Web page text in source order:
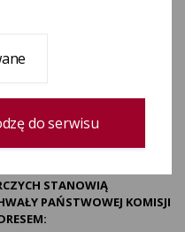
60
STANOWIĄ
PAŃSTWOWEJ KOMISJI
do serwisu